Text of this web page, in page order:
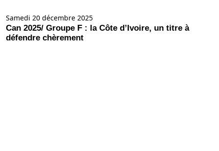
Samedi 20 décembre 2025
Can 2025/ Groupe F : la Côte d’Ivoire, un titre à
défendre chèrement